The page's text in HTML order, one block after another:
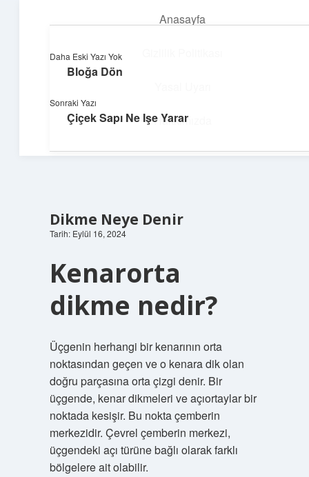
Anasayfa
Hakkımızda
Neşeli Fikir Köşesi
Hayatına neşe katan kısa hikayeler!
Dikme Neye Denir
Tarih: Eylül 16, 2024
Kenarorta
dikme nedir?
Üçgenin herhangi bir kenarının orta
noktasından geçen ve o kenara dik olan
doğru parçasına orta çizgi denir. Bir
üçgende, kenar dikmeleri ve açıortaylar bir
noktada kesişir. Bu nokta çemberin
merkezidir. Çevrel çemberin merkezi,
üçgendeki açı türüne bağlı olarak farklı
bölgelere ait olabilir.
Daha Eski Yazı Yok
Bloğa Dön
Sonraki Yazı
Çiçek Sapı Ne Işe Yarar